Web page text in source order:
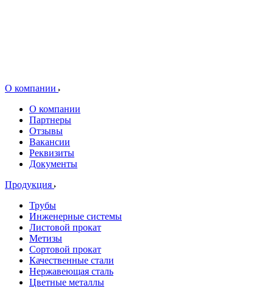
О компании
О компании
Партнеры
Отзывы
Вакансии
Реквизиты
Документы
Продукция
Трубы
Инженерные системы
Листовой прокат
Метизы
Сортовой прокат
Качественные стали
Нержавеющая сталь
Цветные металлы